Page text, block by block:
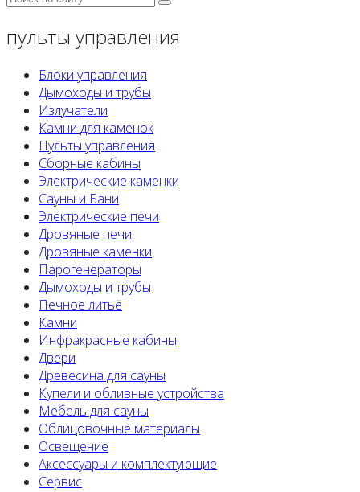
пульты управления
Блоки управления
Дымоходы и трубы
Излучатели
Камни для каменок
Пульты управления
Сборные кабины
Электрические каменки
Сауны и Бани
Электрические печи
Дровяные печи
Дровяные каменки
Парогенераторы
Дымоходы и трубы
Печное литьё
Камни
Инфракрасные кабины
Двери
Древесина для сауны
Купели и обливные устройства
Мебель для сауны
Облицовочные материалы
Освещение
Аксессуары и комплектующие
Сервис